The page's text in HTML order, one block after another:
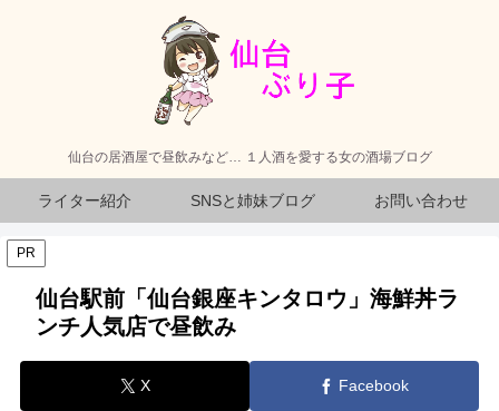
仙台の居酒屋で昼飲みなど… １人酒を愛する女の酒場ブログ
ライター紹介 SNSと姉妹ブログ お問い合わせ
PR
仙台駅前「仙台銀座キンタロウ」海鮮丼ラ
ンチ人気店で昼飲み
X Facebook